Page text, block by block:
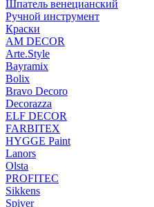
Шпатель венецианский
Ручной инструмент
Краски
AM DECOR
Arte.Style
Bayramix
Bolix
Bravo Decoro
Decorazza
ELF DECOR
FARBITEX
HYGGE Paint
Lanors
Olsta
PROFITEC
Sikkens
Spiver